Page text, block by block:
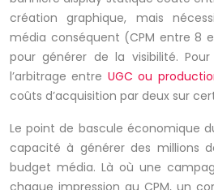
création graphique, mais
média conséquent (CPM entre 8
pour générer de la visibilité.
l’arbitrage entre UGC ou
coûts d’acquisition par deux sur
Le point de bascule économique
capacité à générer des millions
budget média. Là où une
chaque impression au CPM, un